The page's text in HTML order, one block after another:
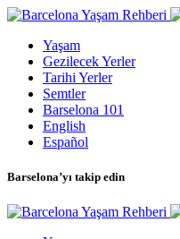
Yaşam
Gezilecek Yerler
Tarihi Yerler
Semtler
Barselona 101
English
Español
Barselona’yı takip edin